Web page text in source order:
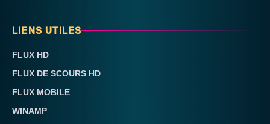
LIENS UTILES
FLUX HD
FLUX DE SCOURS HD
FLUX MOBILE
WINAMP